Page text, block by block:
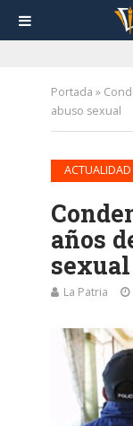
Portada »
abuso sexual
ACTUALIDAD
años
sexual
La Patria